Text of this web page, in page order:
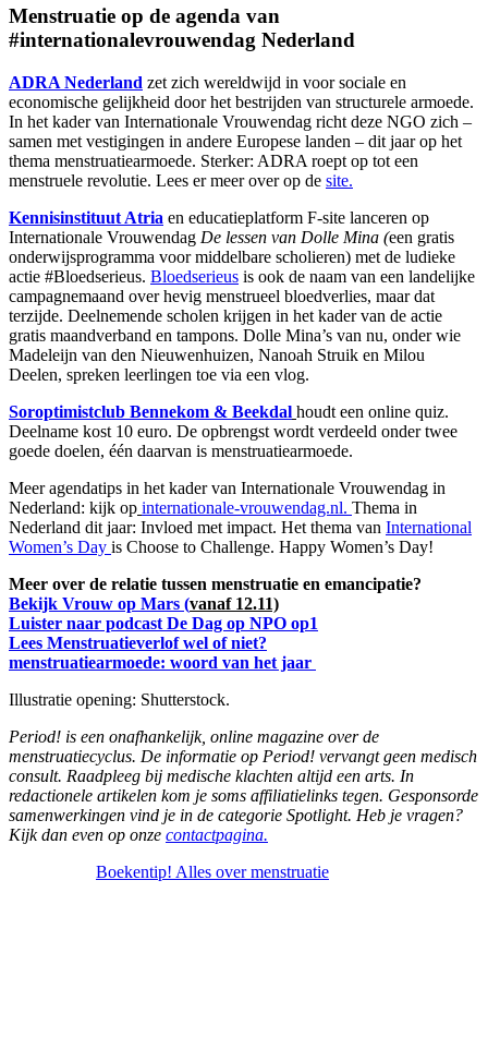
Menstruatie op de agenda van
#internationalevrouwendag Nederland
ADRA Nederland zet zich wereldwijd in voor sociale en
economische gelijkheid door het bestrijden van structurele armoede.
In het kader van Internationale Vrouwendag richt deze NGO zich –
samen met vestigingen in andere Europese landen – dit jaar op het
thema menstruatiearmoede. Sterker: ADRA roept op tot een
menstruele revolutie. Lees er meer over op de site.
Kennisinstituut Atria en educatieplatform F-site lanceren op
Internationale Vrouwendag De lessen van Dolle Mina (een gratis
onderwijsprogramma voor middelbare scholieren) met de ludieke
actie #Bloedserieus. Bloedserieus is ook de naam van een landelijke
campagnemaand over hevig menstrueel bloedverlies, maar dat
terzijde. Deelnemende scholen krijgen in het kader van de actie
gratis maandverband en tampons. Dolle Mina’s van nu, onder wie
Madeleijn van den Nieuwenhuizen, Nanoah Struik en Milou
Deelen, spreken leerlingen toe via een vlog.
Soroptimistclub Bennekom & Beekdal houdt een online quiz.
Deelname kost 10 euro. De opbrengst wordt verdeeld onder twee
goede doelen, één daarvan is menstruatiearmoede.
Meer agendatips in het kader van Internationale Vrouwendag in
Nederland: kijk op internationale-vrouwendag.nl. Thema in
Nederland dit jaar: Invloed met impact. Het thema van International
Women’s Day is Choose to Challenge. Happy Women’s Day!
Meer over de relatie tussen menstruatie en emancipatie?
Bekijk Vrouw op Mars (vanaf 12.11)
Luister naar podcast De Dag op NPO op1
Lees Menstruatieverlof wel of niet?
menstruatiearmoede: woord van het jaar
Illustratie opening: Shutterstock.
Period! is een onafhankelijk, online magazine over de
menstruatiecyclus. De informatie op Period! vervangt geen medisch
consult. Raadpleeg bij medische klachten altijd een arts. In
redactionele artikelen kom je soms affiliatielinks tegen. Gesponsorde
samenwerkingen vind je in de categorie Spotlight. Heb je vragen?
Kijk dan even op onze contactpagina.
Boekentip! Alles over menstruatie